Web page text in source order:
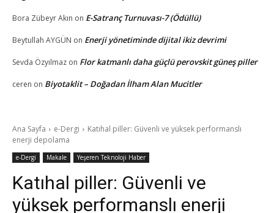
Bora Zübeyr Akın on E-Satranç Turnuvası-7 (Ödüllü)
Beytullah AYGÜN on Enerji yönetiminde dijital ikiz devrimi
Sevda Özyılmaz on Flor katmanlı daha güçlü perovskit güneş piller
ceren on Biyotaklit – Doğadan İlham Alan Mucitler